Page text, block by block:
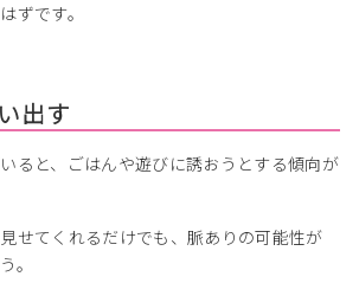
ずです。
出す
ると、ごはんや遊びに誘おうとする傾向が
せてくれるだけでも、脈ありの可能性が
。